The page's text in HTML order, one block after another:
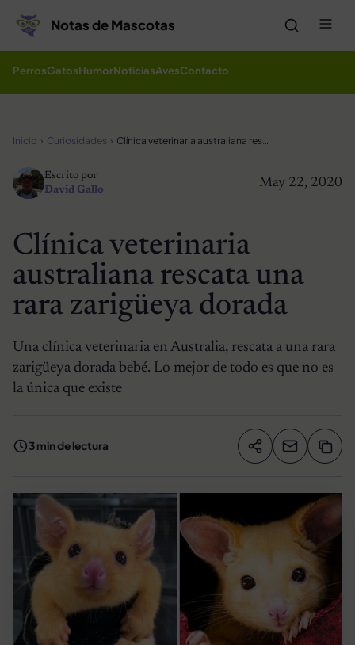
Notas de Mascotas
PerrosGatosHumorNoticiasAvesContacto
Inicio Curiosidades Clínica veterinaria australiana rescata una rara zarigüeya dorada
May 22, 2020
Escrito por
David Gallo
Clínica veterinaria
australiana rescata una
rara zarigüeya dorada
Una clínica veterinaria en Australia, rescata a una rara
zarigüeya dorada bebé. Lo mejor de todo es que no es
la única que existe
3 min de lectura Compartir